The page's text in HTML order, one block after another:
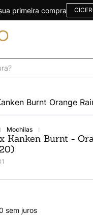
primeira compra
mochilas
Kanken Burnt -
sem juros